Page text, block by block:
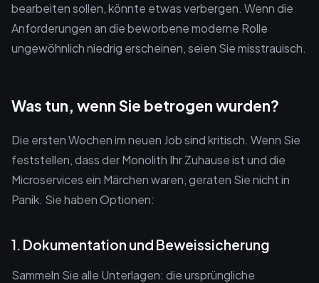
bearbeiten sollen, könnte etwas verbergen. Wenn die
Anforderungen an die beworbene moderne Rolle
ungewöhnlich niedrig erscheinen, seien Sie misstrauisch.
Was tun, wenn Sie betrogen wurden?
Die ersten Wochen im neuen Job sind kritisch. Wenn Sie
feststellen, dass der Monolith Ihr Zuhause ist und die
Microservices ein Märchen waren, geraten Sie nicht in
Panik. Sie haben Optionen:
1. Dokumentation und Beweissicherung
Sammeln Sie alle Unterlagen: die ursprüngliche